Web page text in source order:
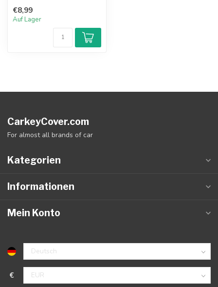
€8,99
Auf Lager
CarkeyCover.com
For almost all brands of car
Kategorien
Informationen
Mein Konto
€